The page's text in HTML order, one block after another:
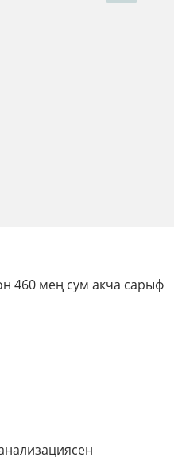
460 мең сум акча сарыф